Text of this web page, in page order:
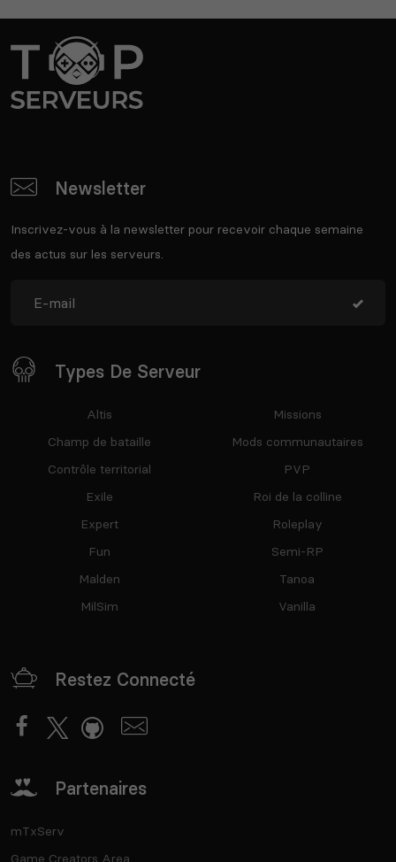
Newsletter
Inscrivez-vous à la newsletter pour recevoir chaque semaine
des actus sur les serveurs.
Types De Serveur
Altis
Champ de bataille
Contrôle territorial
Exile
Expert
Fun
Malden
MilSim
Missions
Mods communautaires
PVP
Roi de la colline
Roleplay
Semi-RP
Tanoa
Vanilla
Restez Connecté
Partenaires
mTxServ
Game Creators Area